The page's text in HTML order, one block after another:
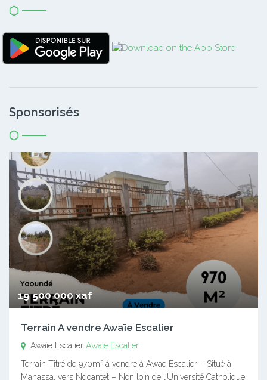
Sponsorisés
19 500 000 xaf
Terrain A vendre Awaïe Escalier
Awaïe Escalier Awaïe Escalier
Terrain Titré de 970m² à vendre à Awae Escalier – Situé à
Manassa, vers Ngoantet – Non loin de l’Université Catholique